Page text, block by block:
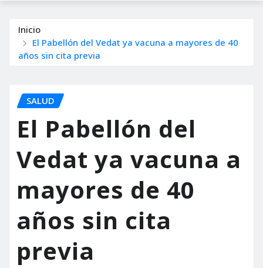
Inicio
El Pabellón del Vedat ya vacuna a mayores de 40
años sin cita previa
SALUD
El Pabellón del
Vedat ya vacuna a
mayores de 40
años sin cita
previa